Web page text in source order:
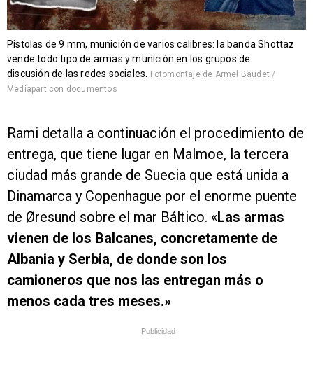
Pistolas de 9 mm, munición de varios calibres: la banda Shottaz
vende todo tipo de armas y munición en los grupos de
discusión de las redes sociales.
Fotomontaje de Armel Baudet /
Mediapart con documentos
Rami detalla a continuación el procedimiento de
entrega, que tiene lugar en Malmoe, la tercera
ciudad más grande de Suecia que está unida a
Dinamarca y Copenhague por el enorme puente
de Øresund sobre el mar Báltico. «Las armas
vienen de los Balcanes, concretamente de
Albania y Serbia, de donde son los
camioneros que nos las entregan más o
menos cada tres meses.»
Publicidad